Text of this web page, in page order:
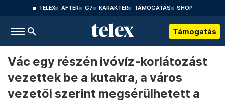
TELEX AFTER G7 KARAKTER TÁMOGATÁS SHOP
Támogatás
Vác egy részén ivóvíz-korlátozást
vezettek be a kutakra, a város
vezetői szerint megsérülhetett a